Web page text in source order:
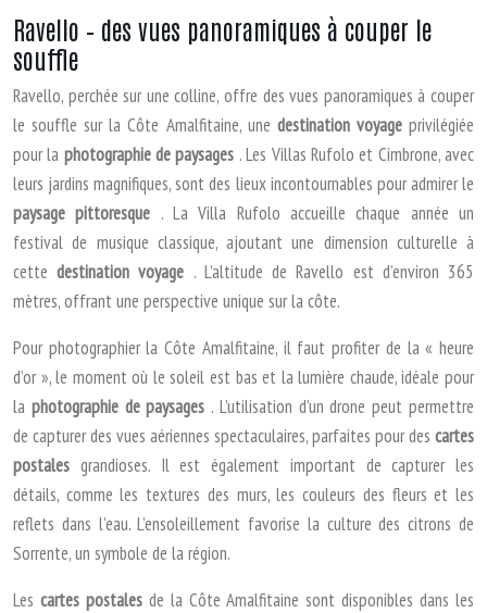
Ravello – des vues panoramiques à couper le
souffle
Ravello, perchée sur une colline, offre des vues panoramiques à couper
le souffle sur la Côte Amalfitaine, une destination voyageprivilégiée
pour la photographie de paysages . Les Villas Rufolo et Cimbrone, avec
leurs jardins magnifiques, sont des lieux incontournables pour admirer le
paysage pittoresque . La Villa Rufolo accueille chaque année un
festival de musique classique, ajoutant une dimension culturelle à
cettedestination voyage . L’altitude de Ravello est d’environ 365
mètres, offrant une perspective unique sur la côte.
Pour photographier la Côte Amalfitaine, il faut profiter de la « heure
d’or », le moment où le soleil est bas et la lumière chaude, idéale pour
la photographie de paysages . L’utilisation d’un drone peut permettre
de capturer des vues aériennes spectaculaires, parfaites pour des cartes
postales grandioses. Il est également important de capturer les
détails, comme les textures des murs, les couleurs des fleurs et les
reflets dans l’eau. L’ensoleillement favorise la culture des citrons de
Sorrente, un symbole de la région.
Les cartes postales de la Côte Amalfitaine sont disponibles dans les